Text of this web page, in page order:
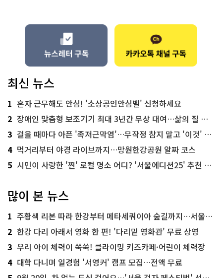
최신 뉴스
1 혼자 근무해도 안심! '소상공인안심벨' 신청하세요
2 장애인 맞춤형 보조기기 최대 3년간 무상 대여…삶의 질 높인다
3 걸을 때마다 아픈 '족저근막염'…무작정 참지 말고 '이것' 해보세요!
4 먹거리부터 야경 라이브까지…망원한강공원 알짜 코스
5 시민이 사랑한 '찐' 로컬 명소 어디? '서울에디션25' 추천 코스
많이 본 뉴스
1 주황색 리본 따라 한강부터 메타세쿼이아 숲길까지…서울둘레길 15코스
2 한강 다리 아래서 영화 한 편! '다리밑 영화관' 무료 상영
3 우리 아이 체력이 쑥쑥! 클라이밍 키즈카페·어린이 체력장
4 대학 다니며 일경험 '서영커' 캠프 모집…전액 무료